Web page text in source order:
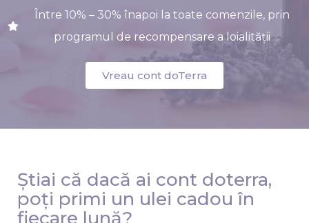
Între 10% – 30% înapoi la toate comenzile, prin
programul de recompensare a loialității
Vreau cont doTerra
Știai că dacă ai cont doterra,
poți primi un ulei cadou în
fiecare lună?